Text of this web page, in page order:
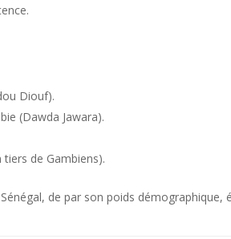
Diouf).
(Dawda Jawara).
de Gambiens).
de par son poids démographique,